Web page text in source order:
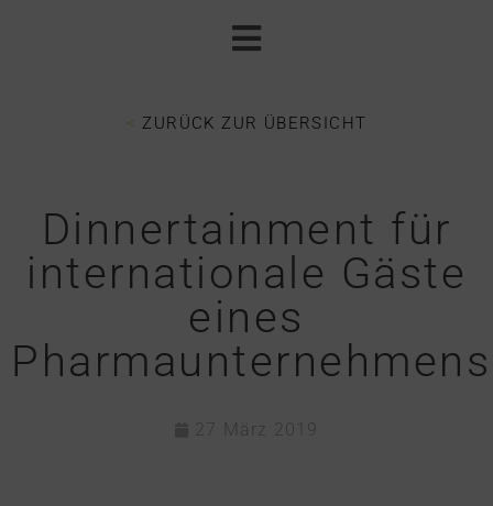
<ZURÜCK ZUR ÜBERSICHT
Dinnertainment für
internationale Gäste
eines
Pharmaunternehmens
27 März 2019